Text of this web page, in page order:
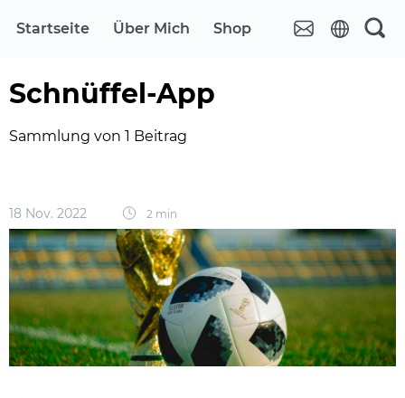
Startseite Über Mich Shop
Schnüffel-App
Sammlung von 1 Beitrag
18 Nov. 2022 2 min